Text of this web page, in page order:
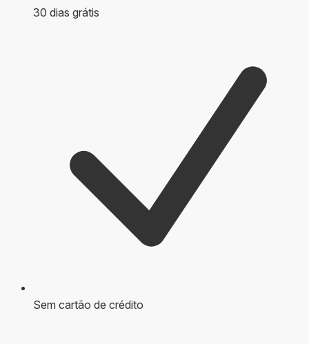
30 dias grátis
Sem cartão de crédito